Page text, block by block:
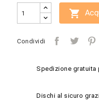

Condividi
Spedizione gratuita
Dischi al sicuro